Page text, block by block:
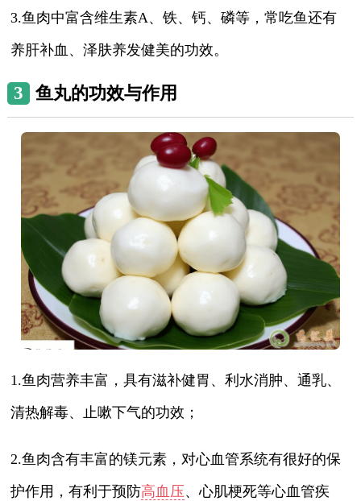
3.鱼肉中富含维生素A、铁、钙、磷等，常吃鱼还有
养肝补血、泽肤养发健美的功效。
3 鱼丸的功效与作用
1.鱼肉营养丰富，具有滋补健胃、利水消肿、通乳、
清热解毒、止嗽下气的功效；
2.鱼肉含有丰富的镁元素，对心血管系统有很好的保
护作用，有利于预防高血压、心肌梗死等心血管疾